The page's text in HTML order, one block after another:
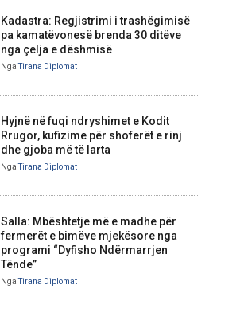
Kadastra: Regjistrimi i trashëgimisë
pa kamatëvonesë brenda 30 ditëve
nga çelja e dëshmisë
NgaTirana Diplomat
Hyjnë në fuqi ndryshimet e Kodit
Rrugor, kufizime për shoferët e rinj
dhe gjoba më të larta
NgaTirana Diplomat
Salla: Mbështetje më e madhe për
fermerët e bimëve mjekësore nga
programi “Dyfisho Ndërmarrjen
Tënde”
NgaTirana Diplomat